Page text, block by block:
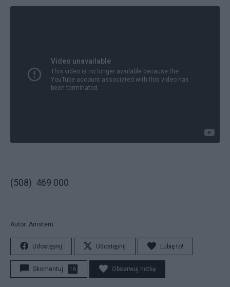
(508) 469 000
Autor: Amstern
Udostępnij Udostępnij Lubię to!
Skomentuj 16 Obserwuj notkę